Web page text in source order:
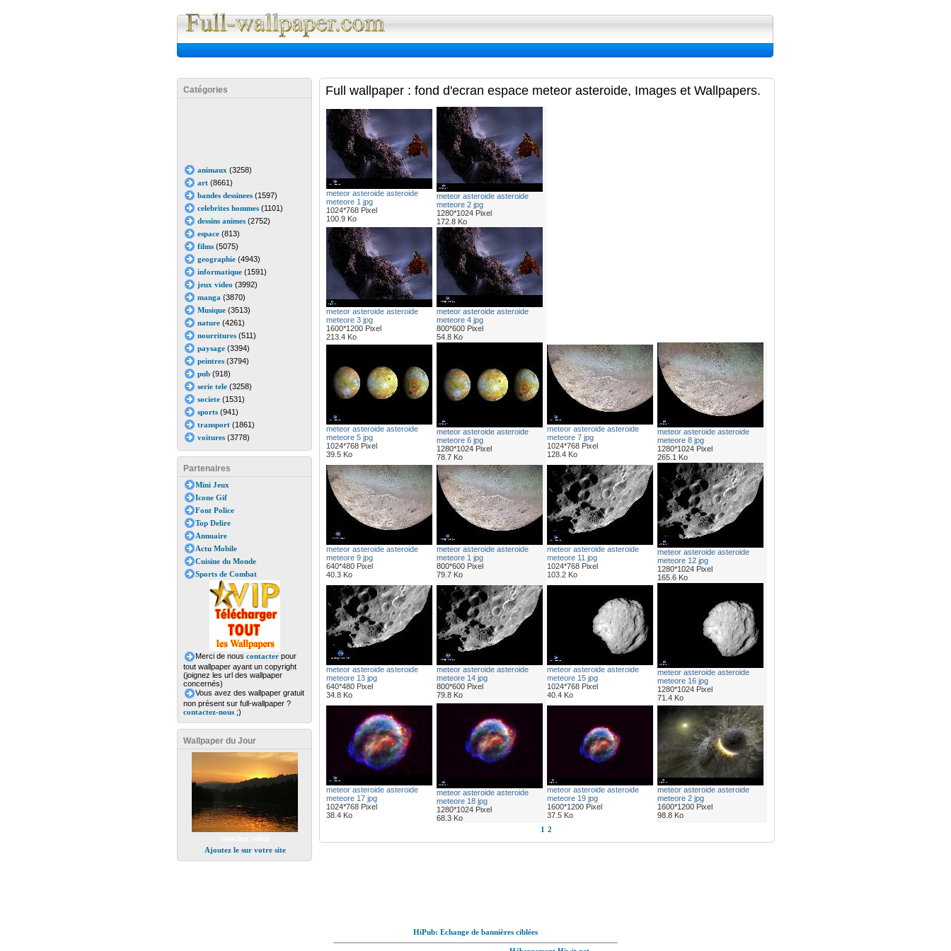
Catégories
animaux (3258)
art(8661)
bandes dessinees(1597)
celebrites hommes(1101)
dessins animes(2752)
espace(813)
films(5075)
geographie(4943)
informatique(1591)
jeux video (3992)
manga (3870)
Musique(3513)
nature(4261)
nourritures(511)
paysage(3394)
peintres(3794)
pub(918)
serie tele(3258)
societe(1531)
sports(941)
transport(1861)
voitures(3778)
Partenaires
Mini Jeux
Icone Gif
Font Police
Top Delire
Annuaire
Actu Mobile
Cuisine du Monde
Sports de Combat
Merci de nous contacterpour
tout wallpaper ayant un copyright
(joignez les url des wallpaper
concernés)
Vous avez des wallpaper gratuit
non présent sur full-wallpaper ?
contactez-nous;)
Wallpaper du Jour
Ajoutez le sur votre site
Full wallpaper : fond d'ecran espace meteor asteroide, Images et Wallpapers.
meteor asteroide asteroide
meteore 1 jpg
1024*768 Pixel
100.9 Ko
meteor asteroide asteroide
meteore 2 jpg
1280*1024 Pixel
172.8 Ko
meteor asteroide asteroide
meteore 3 jpg
1600*1200 Pixel
213.4 Ko
meteor asteroide asteroide
meteore 4 jpg
800*600 Pixel
54.8 Ko
meteor asteroide asteroide
meteore 5 jpg
1024*768 Pixel
39.5 Ko
meteor asteroide asteroide
meteore 6 jpg
1280*1024 Pixel
78.7 Ko
meteor asteroide asteroide
meteore 7 jpg
1024*768 Pixel
128.4 Ko
meteor asteroide asteroide
meteore 8 jpg
1280*1024 Pixel
265.1 Ko
meteor asteroide asteroide
meteore 9 jpg
640*480 Pixel
40.3 Ko
meteor asteroide asteroide
meteore 1 jpg
800*600 Pixel
79.7 Ko
meteor asteroide asteroide
meteore 11 jpg
1024*768 Pixel
103.2 Ko
meteor asteroide asteroide
meteore 12 jpg
1280*1024 Pixel
165.6 Ko
meteor asteroide asteroide
meteore 13 jpg
640*480 Pixel
34.8 Ko
meteor asteroide asteroide
meteore 14 jpg
800*600 Pixel
79.8 Ko
meteor asteroide asteroide
meteore 15 jpg
1024*768 Pixel
40.4 Ko
meteor asteroide asteroide
meteore 16 jpg
1280*1024 Pixel
71.4 Ko
meteor asteroide asteroide
meteore 17 jpg
1024*768 Pixel
38.4 Ko
meteor asteroide asteroide
meteore 18 jpg
1280*1024 Pixel
68.3 Ko
meteor asteroide asteroide
meteore 19 jpg
1600*1200 Pixel
37.5 Ko
meteor asteroide asteroide
meteore 2 jpg
1600*1200 Pixel
98.8 Ko
1 2
HiPub: Echange de bannières ciblées